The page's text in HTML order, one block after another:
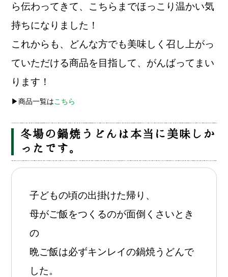
ら伝わってきて、こちらまでほっこり温かい気
持ちになりました！
これからも、どんな方でも美味しく召し上がっ
ていただける商品を目指して、がんばってまい
ります！
▶︎商品一覧はこちら
冬場の鍋焼うどんは本当に美味しか
ったです。
子どもの頃の出掛けた帰り、
母がご飯をつくるのが面倒くさいとき
の
晩ご飯は必ずキンレイの鍋焼うどんで
した。